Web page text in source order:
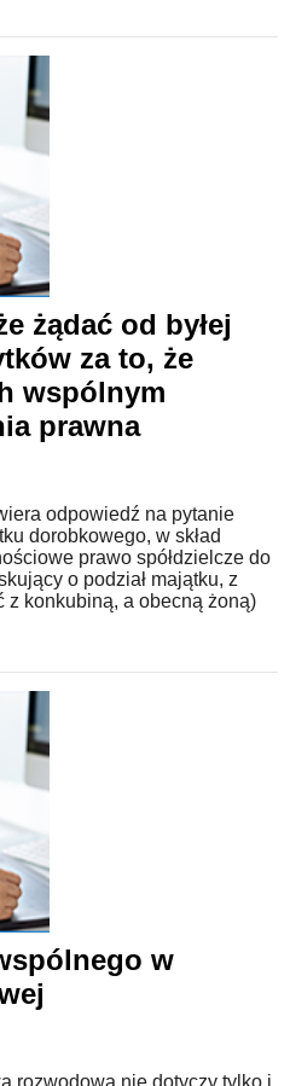
żądać od byłej
za to, że
wspólnym
prawna
odpowiedź na pytanie
dorobkowego, w skład
prawo spółdzielcze do
o podział majątku, z
z konkubiną, a obecną żoną)
w
rozwodowa nie dotyczy tylko i